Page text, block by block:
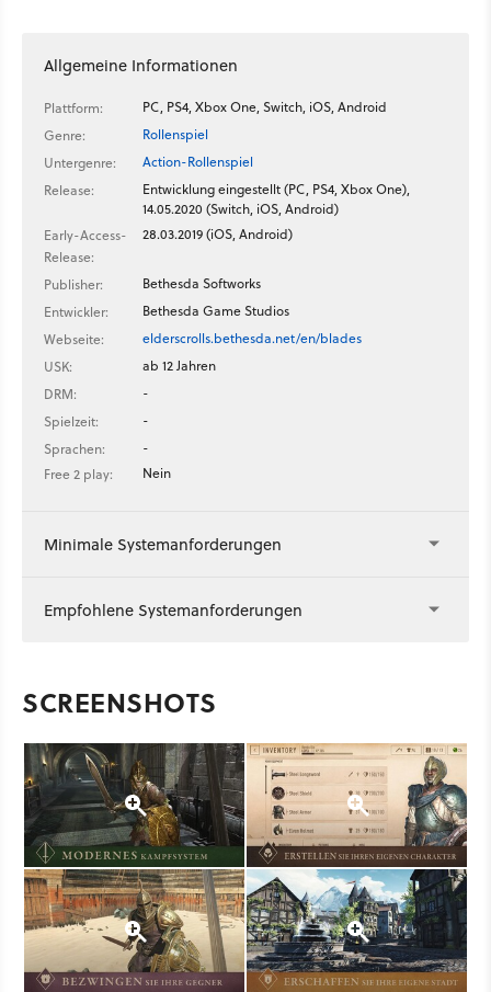
Allgemeine Informationen
Plattform:
PC, PS4, Xbox One, Switch, iOS, Android
Genre:
Rollenspiel
Untergenre:
Action-Rollenspiel
Release:
Entwicklung eingestellt (PC, PS4, Xbox One),
14.05.2020 (Switch, iOS, Android)
Early-Access-
Release:
28.03.2019 (iOS, Android)
Publisher:
Bethesda Softworks
Entwickler:
Bethesda Game Studios
Webseite:
elderscrolls.bethesda.net/en/blades
USK:
ab 12 Jahren
DRM:
-
Spielzeit:
-
Sprachen:
-
Free 2 play:
Nein
Minimale Systemanforderungen
Empfohlene Systemanforderungen
SCREENSHOTS